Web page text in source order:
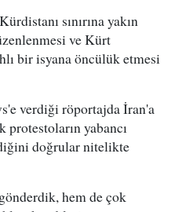
sınırına yakın
ve Kürt
bir isyana öncülük etmesi
verdiği röportajda İran'a
yabancı
doğrular nitelikte
hem de çok